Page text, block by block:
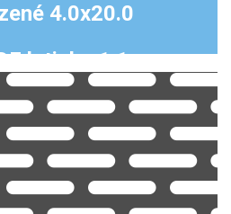
4.0x20.0
k tisku 1:1